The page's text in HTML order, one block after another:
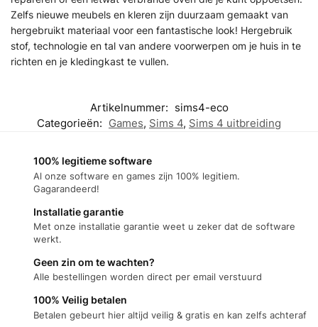
Zelfs nieuwe meubels en kleren zijn duurzaam gemaakt van
hergebruikt materiaal voor een fantastische look! Hergebruik
stof, technologie en tal van andere voorwerpen om je huis in te
richten en je kledingkast te vullen.
Artikelnummer: sims4-eco
Categorieën: Games, Sims 4, Sims 4 uitbreiding
100% legitieme software
Al onze software en games zijn 100% legitiem.
Gagarandeerd!
Installatie garantie
Met onze installatie garantie weet u zeker dat de software
werkt.
Geen zin om te wachten?
Alle bestellingen worden direct per email verstuurd
100% Veilig betalen
Betalen gebeurt hier altijd veilig & gratis en kan zelfs achteraf